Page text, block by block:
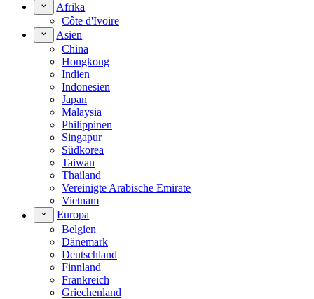
Afrika
Côte d'Ivoire
Asien
China
Hongkong
Indien
Indonesien
Japan
Malaysia
Philippinen
Singapur
Südkorea
Taiwan
Thailand
Vereinigte Arabische Emirate
Vietnam
Europa
Belgien
Dänemark
Deutschland
Finnland
Frankreich
Griechenland